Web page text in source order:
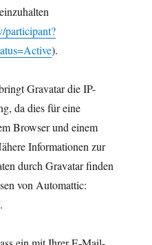
participant?
).
Gravatar die IP-
da dies für eine
Browser und einem
Informationen zur
durch Gravatar finden
von Automattic:
.